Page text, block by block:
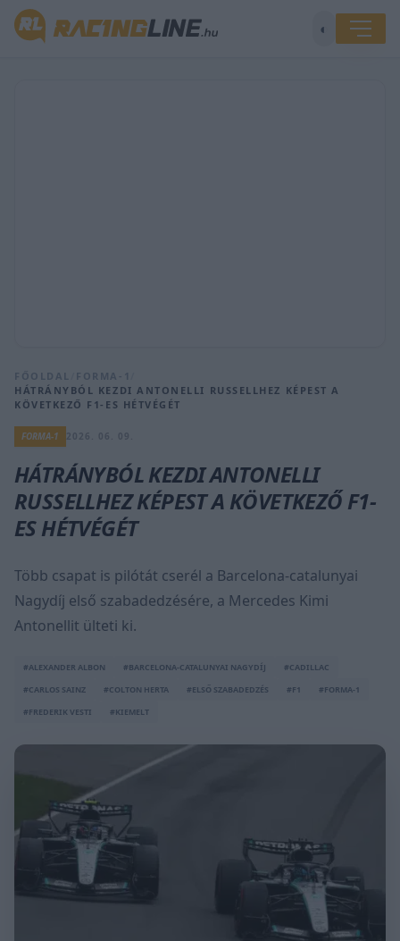
◐
FŐOLDAL FORMA-1
HÁTRÁNYBÓL KEZDI ANTONELLI RUSSELLHEZ KÉPEST A
KÖVETKEZŐ F1-ES HÉTVÉGÉT
FORMA-1
HÁTRÁNYBÓL KEZDI ANTONELLI
RUSSELLHEZ KÉPEST A KÖVETKEZŐ F1-
ES HÉTVÉGÉT
Több csapat is pilótát cserél a Barcelona-catalunyai
Nagydíj első szabadedzésére, a Mercedes Kimi
Antonellit ülteti ki.
#ALEXANDER ALBON #BARCELONA-CATALUNYAI NAGYDÍJ
#CADILLAC
#CARLOS SAINZ
#COLTON HERTA #ELSŐ SZABADEDZÉS #F1
#FORMA-1
#FREDERIK VESTI
#KIEMELT